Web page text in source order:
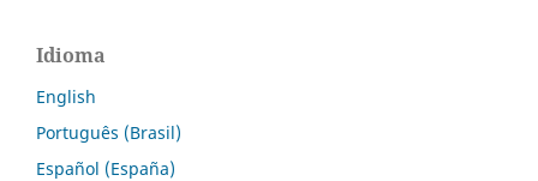
Idioma
English
Português (Brasil)
Español (España)